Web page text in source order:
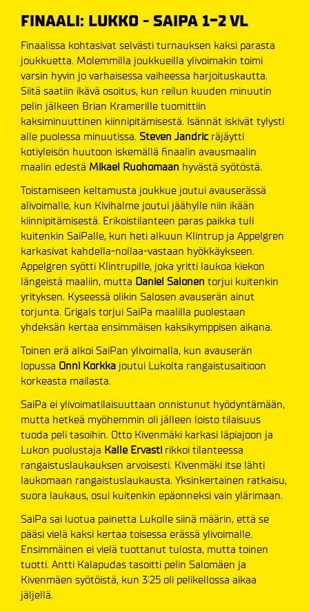
FINAALI: LUKKO - SAIPA 1-2 VL
Finaalissa kohtasivat selvästi turnauksen kaksi parasta
joukkuetta. Molemmilla joukkueilla ylivoimakin toimi
varsin hyvin jo varhaisessa vaiheessa harjoituskautta.
Siitä saatiin ikävä osoitus, kun reilun kuuden minuutin
pelin jälkeen Brian Kramerille tuomittiin
kaksiminuuttinen kiinnipitämisestä. Isännät iskivät tylysti
alle puolessa minuutissa. Steven Jandricräjäytti
kotiyleisön huutoon iskemällä finaalin avausmaalin
maalin edestä Mikael Ruohomaan hyvästä syötöstä.
Toistamiseen keltamusta joukkue joutui avauserässä
alivoimalle, kun Kivihalme joutui jäähylle niin ikään
kiinnipitämisestä. Erikoistilanteen paras paikka tuli
kuitenkin SaiPalle, kun heti alkuun Klintrup ja Appelgren
karkasivat kahdella-nollaa-vastaan hyökkäykseen.
Appelgren syötti Klintrupille, joka yritti laukoa kiekon
längeistä maaliin, mutta Daniel Salonen torjui kuitenkin
yrityksen. Kyseessä olikin Salosen avauserän ainut
torjunta. Grigals torjui SaiPa maalilla puolestaan
yhdeksän kertaa ensimmäisen kaksikymppisen aikana.
Toinen erä alkoi SaiPan ylivoimalla, kun avauserän
lopussa Onni Korkka joutui Lukolta rangaistusaitioon
korkeasta mailasta.
SaiPa ei ylivoimatilaisuuttaan onnistunut hyödyntämään,
mutta hetkeä myöhemmin oli jälleen loisto tilaisuus
tuoda peli tasoihin. Otto Kivenmäki karkasi läpiajoon ja
Lukon puolustaja Kalle Ervasti rikkoi tilanteessa
rangaistuslaukauksen arvoisesti. Kivenmäki itse lähti
laukomaan rangaistuslaukausta. Yksinkertainen ratkaisu,
suora laukaus, osui kuitenkin epäonneksi vain ylärimaan.
SaiPa sai luotua painetta Lukolle siinä määrin, että se
pääsi vielä kaksi kertaa toisessa erässä ylivoimalle.
Ensimmäinen ei vielä tuottanut tulosta, mutta toinen
tuotti. Antti Kalapudas tasoitti pelin Salomäen ja
Kivenmäen syötöistä, kun 3:25 oli pelikellossa aikaa
jäljellä.